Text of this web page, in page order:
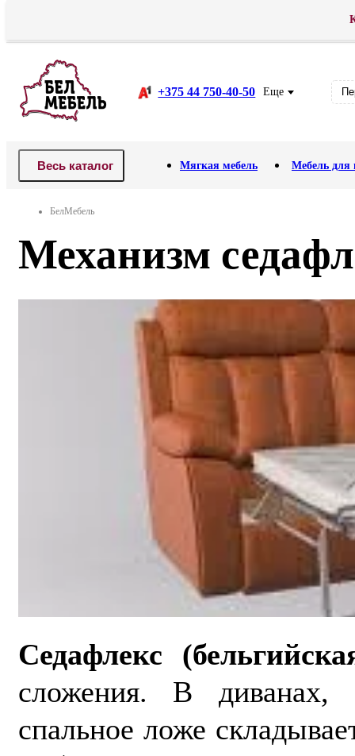
+375 44 750-40-50 Еще
Весь каталог Мягкая мебель Мебель для
БелМебель
Механизм
Седафлекс
сложения. В диванах,
спальное ложе